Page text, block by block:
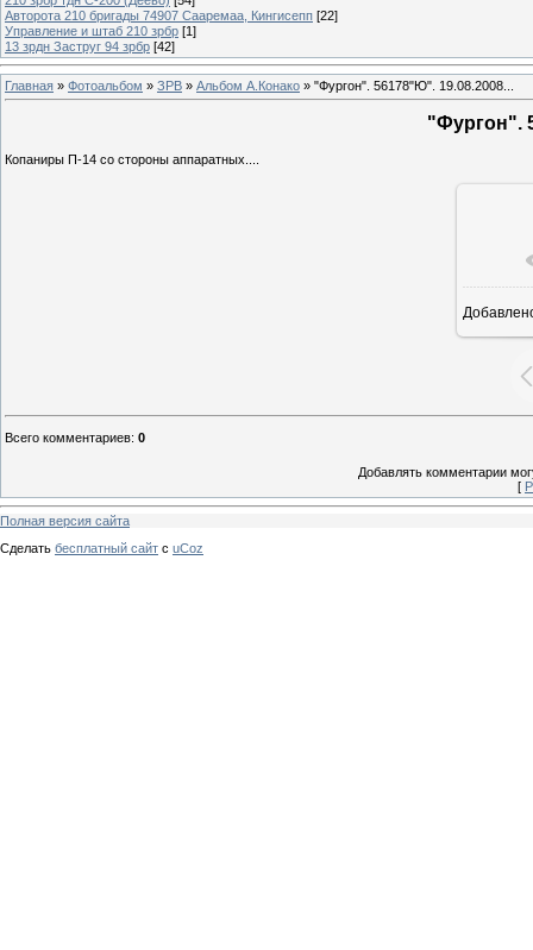
Авторота 210 бригады 74907 Сааремаа, Кингисепп [22]
Управление и штаб 210 зрбр [1]
13 зрдн Заструг 94 зрбр [42]
Главная » Фотоальбом » ЗРВ » Альбом А.Конако » "Фургон". 56178"Ю". 19.08.2008...
"Фургон".
Копаниры П-14 со стороны аппаратных....
Всего комментариев: 0
Добавлять комментарии
[
Полная версия сайта
Сделать бесплатный сайт с uCoz